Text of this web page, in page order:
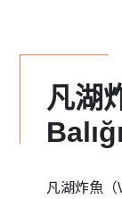
凡湖
凡湖炸魚（